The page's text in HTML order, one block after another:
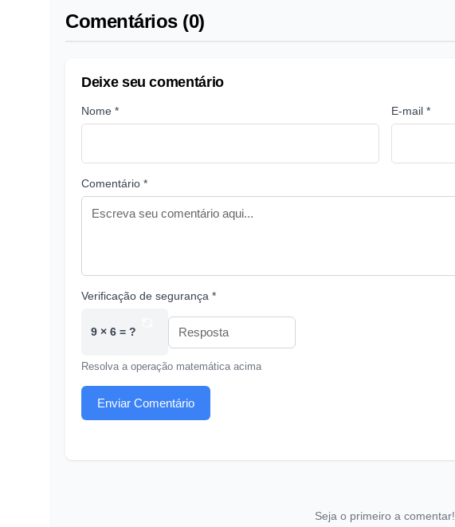
Comentários (0)
Deixe seu comentário
Nome * E-mail *
Comentário *
Verificação de segurança *
9 × 6 = ?
Resolva a operação matemática acima
Enviar Comentário
Seja o primeiro a comentar!